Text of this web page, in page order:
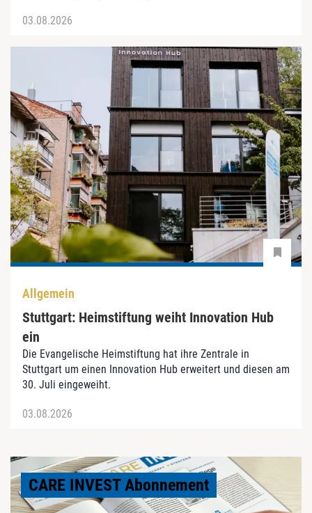
03.08.2026
Allgemein
Stuttgart: Heimstiftung weiht Innovation Hub
ein
Die Evangelische Heimstiftung hat ihre Zentrale in
Stuttgart um einen Innovation Hub erweitert und diesen am
30. Juli eingeweiht.
03.08.2026
CARE INVEST Abonnement